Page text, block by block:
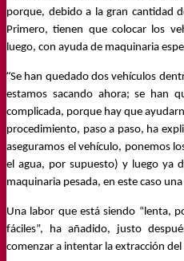
porque, debido a la gran cantidad
Primero, tienen que colocar los
luego, con ayuda de maquinaria
“Se han quedado dos vehículos
estamos sacando ahora;se han
complicada, porque hay que
procedimiento, paso a paso, ha
aseguramos el vehículo, ponemos
el agua, por supuesto) y luego ya
maquinaria pesada, en este caso
Una labor que está siendo “lenta,
fáciles”, ha añadido, justo
comenzar a intentar la extracción del